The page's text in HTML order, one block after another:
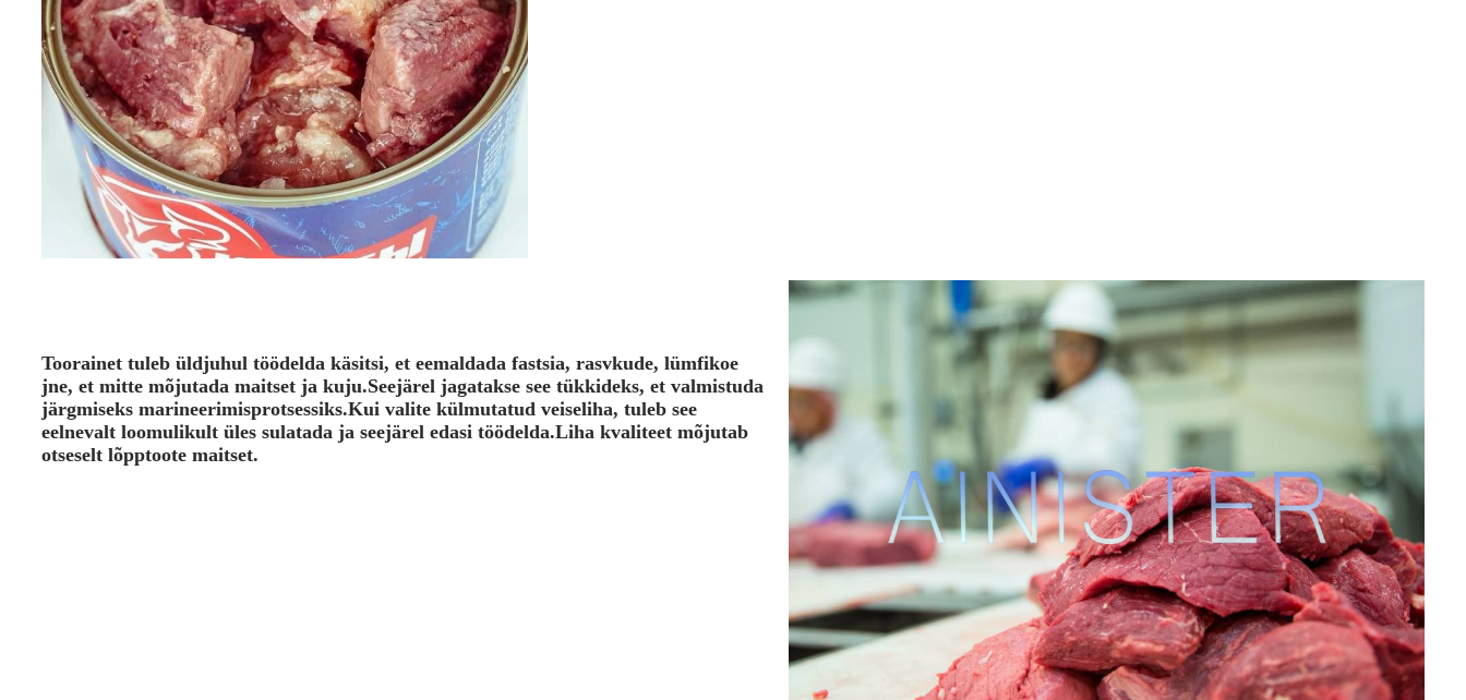
Toorainet tuleb üldjuhul töödelda käsitsi, et eemaldada fastsia, rasvkude, lümfikoe
jne, et mitte mõjutada maitset ja kuju.Seejärel jagatakse see tükkideks, et valmistuda
järgmiseks marineerimisprotsessiks.Kui valite külmutatud veiseliha, tuleb see
eelnevalt loomulikult üles sulatada ja seejärel edasi töödelda.Liha kvaliteet mõjutab
otseselt lõpptoote maitset.